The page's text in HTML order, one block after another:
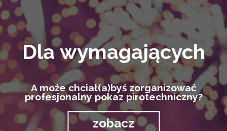
Dla wymagających
A może chciał(a)byś zorganizować
profesjonalny pokaz pirotechniczny?
zobacz